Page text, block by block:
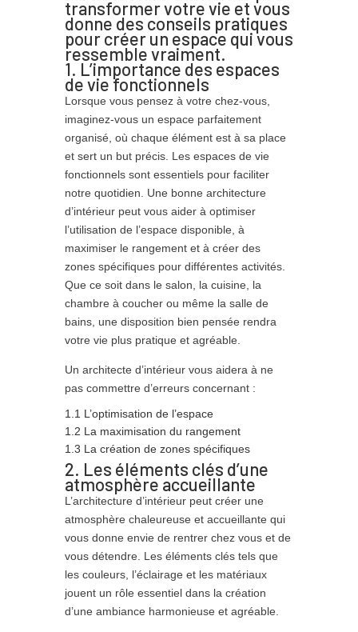
transformer votre vie et vous
donne des conseils pratiques
pour créer un espace qui vous
ressemble vraiment.
1. L’importance des espaces
de vie fonctionnels
Lorsque vous pensez à votre chez-vous,
imaginez-vous un espace parfaitement
organisé, où chaque élément est à sa place
et sert un but précis. Les espaces de vie
fonctionnels sont essentiels pour faciliter
notre quotidien. Une bonne architecture
d’intérieur peut vous aider à optimiser
l’utilisation de l’espace disponible, à
maximiser le rangement et à créer des
zones spécifiques pour différentes activités.
Que ce soit dans le salon, la cuisine, la
chambre à coucher ou même la salle de
bains, une disposition bien pensée rendra
votre vie plus pratique et agréable.
Un architecte d’intérieur vous aidera à ne
pas commettre d’erreurs concernant :
1.1 L’optimisation de l’espace
1.2 La maximisation du rangement
1.3 La création de zones spécifiques
2. Les éléments clés d’une
atmosphère accueillante
L’architecture d’intérieur peut créer une
atmosphère chaleureuse et accueillante qui
vous donne envie de rentrer chez vous et de
vous détendre. Les éléments clés tels que
les couleurs, l’éclairage et les matériaux
jouent un rôle essentiel dans la création
d’une ambiance harmonieuse et agréable.